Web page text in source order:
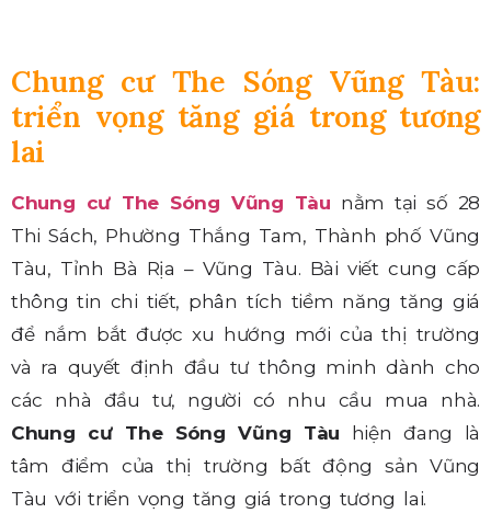
Chung cư The Sóng Vũng Tàu:
triển vọng tăng giá trong tương
lai
Chung cư The Sóng Vũng Tàu nằm tại số 28
Thi Sách, Phường Thắng Tam, Thành phố Vũng
Tàu, Tỉnh Bà Rịa – Vũng Tàu. Bài viết cung cấp
thông tin chi tiết, phân tích tiềm năng tăng giá
để nắm bắt được xu hướng mới của thị trường
và ra quyết định đầu tư thông minh dành cho
các nhà đầu tư, người có nhu cầu mua nhà.
Chung cư The Sóng Vũng Tàu
hiện đang là
tâm điểm của thị trường bất động sản Vũng
Tàu với triển vọng tăng giá trong tương lai.